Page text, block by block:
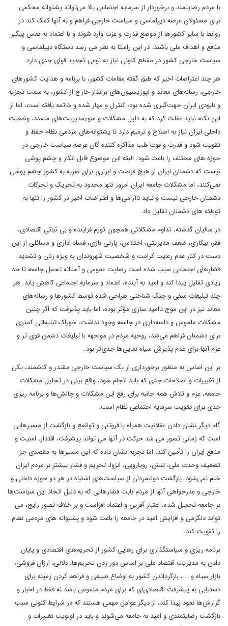
با مردم رضایتمند و برخوردار از سرمایه اجتماعی بالا می‌تواند پشتوانه محکمی
برای مسئولان عرصه دیپلماسی و سیاست خارجی فراهم و به آنها کمک کند در
روابط با سایر کشورها از موضع قدرت و عزت وارد شوند و با اعتماد به نفس پیگیر
منافع و اهداف ملی باشند. در این راستا به نظر می رسد دستگاه دیپلماسی و
سیاست خارجی کشور در مقطع کنونی نیاز به نوعی تجدید قوای جدی دارد.
هر چند اعتراضات اخیر که طبق گفته مقامات کشور، با برنامه و هدایت کشورهای
خارجی، رسانه‌های معاند و اپوزیسیون‌های برانداز خارج از کشور، به سمت تجزیه
و نابودی ایران جهت‌گیری شده بود، کنترل و مهار شده و خاتمه یافته است، اما از
این نکته نباید غفلت کرد که به دلیل مشکلات و سوءمدیریت‌های متعدد، وضعیت
داخلی ایران نیاز به اصلاح و ترمیم دارد تا پشتوانه‌های مردمی نظام حفظ و
تقویت شود و قدرت و قوت قلب مذاکره کننده گان عرصه سیاست خارجی در
حوزه های مختلف را باعث شود. البته این موضوع قابل انکار و چشم پوشی
نیست که دشمنان ایران از هیچ فرصت و ابزاری برای ضربه به کشور چشم پوشی
نمی‌کنند، اما مشکلات جامعه ایران امروز تنها محدود به تحریک و تحرکات
دشمنان خارجی نیست و نباید ناآرامی‌ها و اعتراضات اخیر در کشور را تنها به
توطئه های دشمنان تقلیل داد.
در سالیان گذشته، تداوم مشکلاتی همچون تورم فزاینده و بی ثباتی اقتصادی،
فقر، بیکاری، ضعف مدیریتی، اختلاس، پارتی بازی، فساد اداری و مسائلی از این
دست در کنار عدم رعایت کرامت و شخصیت شهروندان به ویژه زنان و تشدید
فشارهای اجتماعی سبب شده است رضایت عمومی و آستانه تحمل جامعه تا حد
زیادی تقلیل پیدا کند و امید به آینده، اعتماد و سرمایه اجتماعی کاهش یابد. هر
چند تبلیغات منفی و جنگ شناختی طراحی شده توسط کشورها و رسانه‌های
معاند نیز در این موج ناامید سازی مؤثر بوده، اما باید پذیرفت که اگر چنین
مشکلات ملموس و دامنه‌داری در جامعه وجود نداشت، خوراک تبلیغاتی کمتری
برای دشمنان فراهم می‌شد، روحیه مردم در مواجهه با تبلیغات دشمن قوی تر و
عزم آنها برای عدم پذیرش سیاه نمایی‌ها جدی‌تر بود.
بر این اساس به منظور برخورداری از یک سیاست خارجی مقتدر و کنشمند، یکی
از تغییرات و اصلاحات جدی که باید انجام شود، واقع بینی در تحلیل مشکلات
جامعه، عزم و تلاش همه جانبه برای رفع این مشکلات و چالش‌ها و برنامه ریزی
جدی برای تقویت سرمایه اجتماعی نظام است.
گام دیگر نشان دادن عقلانیت همراه با فروتنی و تواضع و بازگشت از مسیرهایی
است که زمانی تصور می شد حرکت در آنها می تواند پیشرفت، اقتدار، امنیت و
منافع ایران را تأمین کند؛ اما تجربه نشان داده که این مسیرها به مقصدی جز
تضعیف وحدت ملی، تنش، رویارویی، انزوا، تحریم و فشار بیشتر بر مردم ایران
ختم نمی‌شود. بازگشت دولتمردان از سیاست‌های اشتباه در هر دو حوزه داخلی و
خارجی و عذرخواهی آنها از مردم بابت فشارهایی که به دلیل اتخاذ این سیاست‌ها
بر جامعه تحمیل شده، اعتبار آفرین و اعتماد افزاست و بر خلاف تصور رایج، می
تواند دلگرمی و افزایش امید در جامعه را باعث شود و پشتوانه های مردمی نظام
را تقویت کند.
برنامه ریزی و سیاستگذاری برای رهایی کشور از تحریم‌های اقتصادی و پایان
دادن به مدیریت اقتصاد ملی بر اساس دور زدن تحریم‌ها، دلالی، ارزان فروشی،
بازار سیاه و ...، بازگرداندن کشور به اوضاع طبیعی و فراهم کردن زمینه برای
دستیابی به پیشرفت اقتصادی‌ای که برای مردم ملموس باشد نه فقط در اخبار و
گزارش‌ها نمود پیدا کند، از دیگر عوامل مهمی هستند که در شرایط کنونی سبب
بازگشت رضایتمندی و امید به جامعه می‌شوند و باید در اولویت تغییرات و